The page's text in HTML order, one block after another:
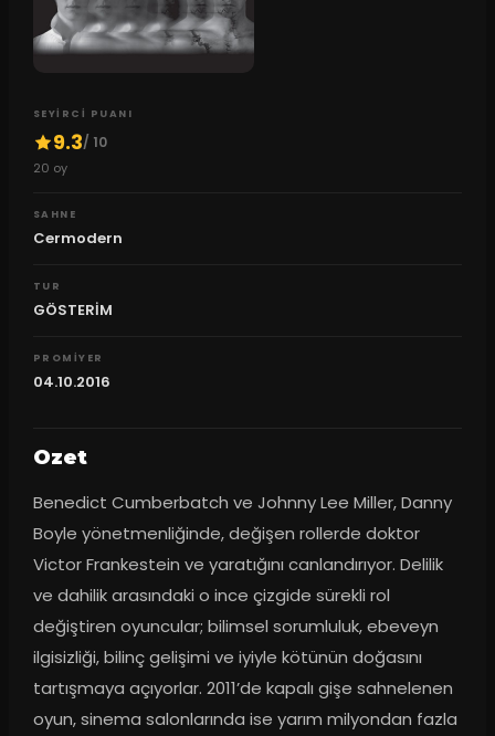
SEYIRCI PUANI
9.3/ 10
20 oy
SAHNE
Cermodern
TUR
GÖSTERİM
PROMIYER
04.10.2016
Ozet
Benedict Cumberbatch ve Johnny Lee Miller, Danny
Boyle yönetmenliğinde, değişen rollerde doktor
Victor Frankestein ve yaratığını canlandırıyor. Delilik
ve dahilik arasındaki o ince çizgide sürekli rol
değiştiren oyuncular; bilimsel sorumluluk, ebeveyn
ilgisizliği, bilinç gelişimi ve iyiyle kötünün doğasını
tartışmaya açıyorlar. 2011’de kapalı gişe sahnelenen
oyun, sinema salonlarında ise yarım milyondan fazla